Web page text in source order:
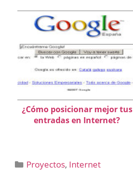
¿Cómo posicionar mejor tus
entradas en Internet?
Categorías
Proyectos, Internet